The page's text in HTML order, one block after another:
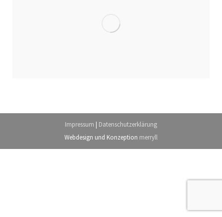
Impressum | Datenschutzerklärung
Webdesign und Konzeption merryll